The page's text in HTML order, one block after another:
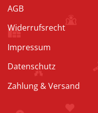
AGB
Widerrufsrecht
Impressum
Datenschutz
Zahlung & Versand